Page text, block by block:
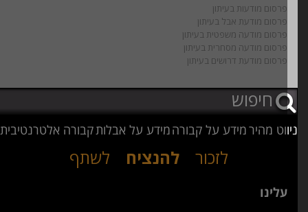
פרסום מודעות בעיתון
פרסום מודעת אבל בעיתון
פרסום מודעה משפטית בעיתון
פרסום מודעה מסחרית בעיתון
פרסום מודעת דרושים בעיתון
מהירמידע על קבורהמידע על אבלותקבורה אלטרנטיבית
לזכור להנציח לשתף
עלינו